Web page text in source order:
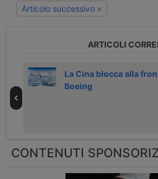
Articolo successivo »
ARTICOLI
La Cina blocca alla
Boeing
CONTENUTI